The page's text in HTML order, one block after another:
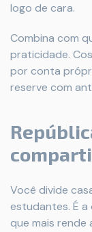
logo de cara.
Combina com
praticidade.
por conta
reserve com
Você divide
estudantes. É a
que mais rende